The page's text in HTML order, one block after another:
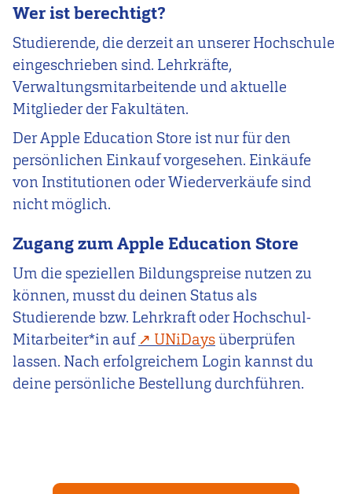
Wer ist berechtigt?
Studierende, die derzeit an unserer Hochschule
eingeschrieben sind. Lehrkräfte,
Verwaltungsmitarbeitende und aktuelle
Mitglieder der Fakultäten.
Der Apple Education Store ist nur für den
persönlichen Einkauf vorgesehen. Einkäufe
von Institutionen oder Wiederverkäufe sind
nicht möglich.
Zugang zum Apple Education Store
Um die speziellen Bildungspreise nutzen zu
können, musst du deinen Status als
Studierende bzw. Lehrkraft oder Hochschul-
Mitarbeiter*in auf
UNiDaysüberprüfen
lassen. Nach erfolgreichem Login kannst du
deine persönliche Bestellung durchführen.